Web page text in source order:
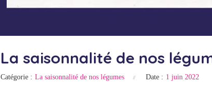
La saisonnalité de nos
Catégorie : La saisonnalité de nos légumes Date : 1 juin 2022